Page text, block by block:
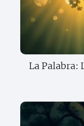
La Palabra: